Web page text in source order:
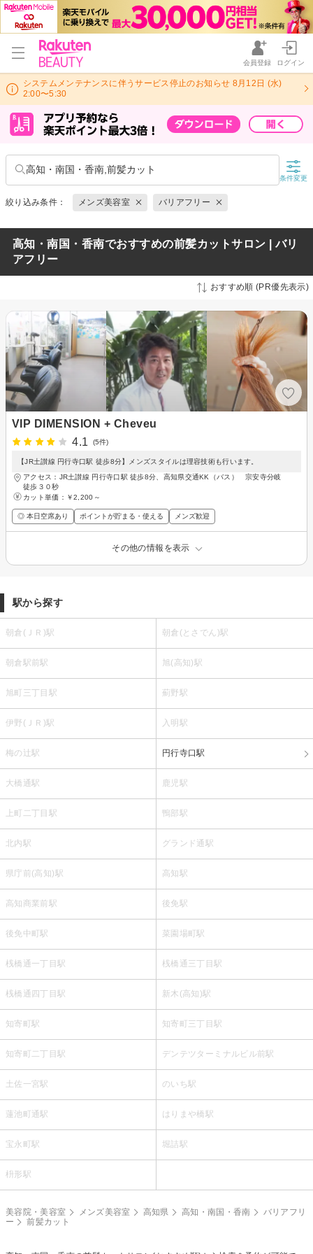
会員登録 ログイン
システムメンテナンスに伴うサービス停止のお知らせ 8月12日 (水)
2:00〜5:30
高知・南国・香南,前髪カット
条件変更
絞り込み条件： メンズ美容室 バリアフリー
高知・南国・香南でおすすめの前髪カットサロン | バリ
アフリー
おすすめ順 (PR優先表示)
VIP DIMENSION + Cheveu
4.1
(5件)
【JR土讃線 円行寺口駅 徒歩8分】メンズスタイルは理容技術も行います。
アクセス：JR土讃線 円行寺口駅 徒歩8分、高知県交通KK（バス） 宗安寺分岐
徒歩３０秒
カット単価： ￥2,200～
◎ 本日空席あり ポイントが貯まる・使える メンズ歓迎
その他の情報を表示
駅から探す
朝倉(ＪＲ)駅 朝倉(とさでん)駅
朝倉駅前駅 旭(高知)駅
旭町三丁目駅 薊野駅
伊野(ＪＲ)駅 入明駅
梅の辻駅 円行寺口駅
大橋通駅 鹿児駅
上町二丁目駅 鴨部駅
北内駅 グランド通駅
県庁前(高知)駅 高知駅
高知商業前駅 後免駅
後免中町駅 菜園場町駅
桟橋通一丁目駅 桟橋通三丁目駅
桟橋通四丁目駅 新木(高知)駅
知寄町駅 知寄町三丁目駅
知寄町二丁目駅 デンテツターミナルビル前駅
土佐一宮駅 のいち駅
蓮池町通駅 はりまや橋駅
宝永町駅 堀詰駅
枡形駅
美容院・美容室 メンズ美容室 高知県 高知・南国・香南
バリアフリ
ー
前髪カット